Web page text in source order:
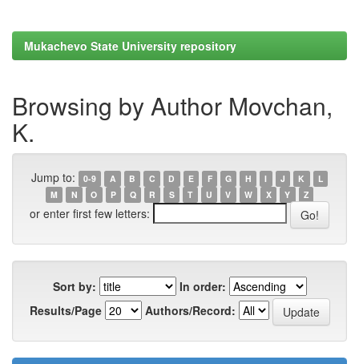
Mukachevo State University repository
Browsing by Author Movchan,
K.
Jump to: 0-9 A B C D E F G H I J K
L
M
N O P Q R S T U V W X Y Z
or enter first few letters:
Sort by:
In order:
Results/Page
Authors/Record: